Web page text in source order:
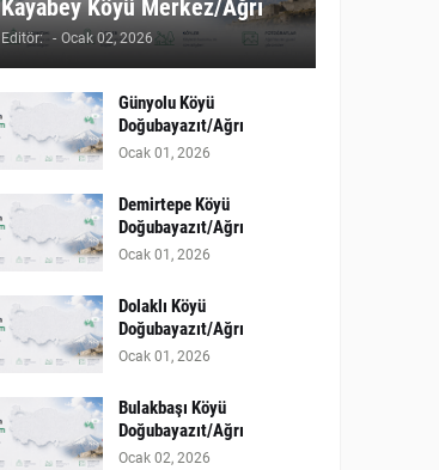
Kayabey Köyü Merkez/Ağrı
Editör: - Ocak 02, 2026
Günyolu Köyü
Doğubayazıt/Ağrı
Ocak 01, 2026
Demirtepe Köyü
Doğubayazıt/Ağrı
Ocak 01, 2026
Dolaklı Köyü
Doğubayazıt/Ağrı
Ocak 01, 2026
Bulakbaşı Köyü
Doğubayazıt/Ağrı
Ocak 02, 2026